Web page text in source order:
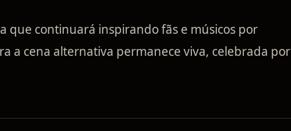
que continuará inspirando fãs e músicos por
a cena alternativa permanece viva, celebrada por